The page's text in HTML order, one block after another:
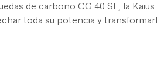
de carbono CG 40 SL, la
toda su potencia y